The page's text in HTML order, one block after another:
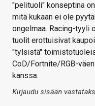
"pelituoli" konseptina
mitä kukaan ei ole
ongelmaa. Racing-tyyli
tuolit erottuisivat
"tylsistä"
CoD/Fortnite/RGB-
kanssa.
Kirjaudu sisään